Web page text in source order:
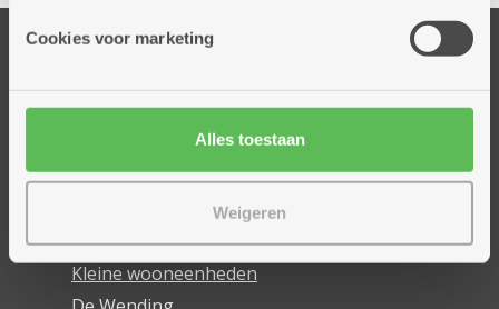
Cookies voor marketing
Alles toestaan
Weigeren
Ankertje
Good Engels
De Link
Kleine wooneenheden